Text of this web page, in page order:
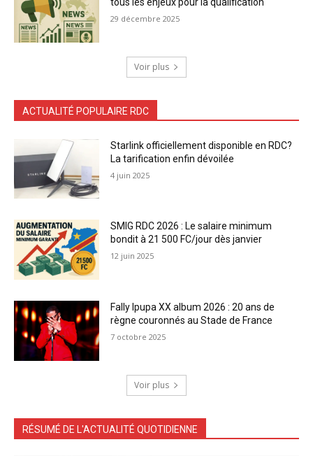
29 décembre 2025
Voir plus
ACTUALITÉ POPULAIRE RDC
Starlink officiellement disponible en RDC?
La tarification enfin dévoilée
4 juin 2025
SMIG RDC 2026 : Le salaire minimum
bondit à 21 500 FC/jour dès janvier
12 juin 2025
Fally Ipupa XX album 2026 : 20 ans de
règne couronnés au Stade de France
7 octobre 2025
Voir plus
RÉSUMÉ DE L'ACTUALITÉ QUOTIDIENNE